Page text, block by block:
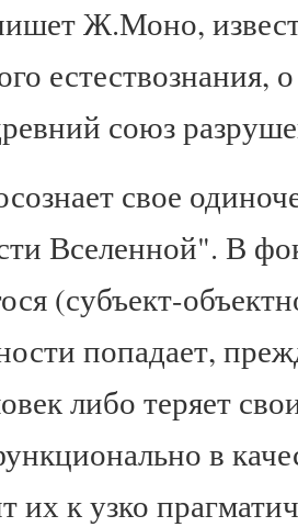
Ж.Моно,
естествознания,
союз
свое
Вселенной". В
(субъект-
попадает,
либо теряет
в
их к узко